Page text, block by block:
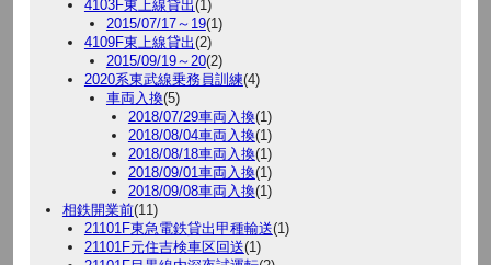
4103F東上線貸出(1)
2015/07/17～19(1)
4109F東上線貸出(2)
2015/09/19～20(2)
2020系東武線乗務員訓練(4)
車両入換(5)
2018/07/29車両入換(1)
2018/08/04車両入換(1)
2018/08/18車両入換(1)
2018/09/01車両入換(1)
2018/09/08車両入換(1)
相鉄開業前(11)
21101F東急電鉄貸出甲種輸送(1)
21101F元住吉検車区回送(1)